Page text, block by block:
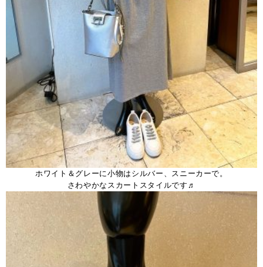
ホワイト＆グレーに小物はシルバー、スニーカーで。
さわやかなスカートスタイルです♬